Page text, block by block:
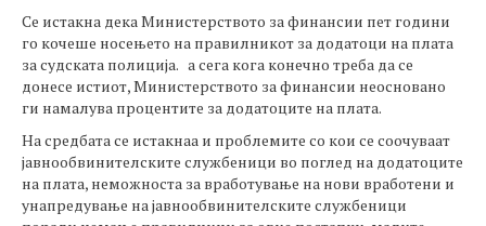
Се истакна дека Министерството за финансии пет години
го кочеше носењето на правилникот за додатоци на плата
за судската полиција. а сега кога конечно треба да се
донесе истиот, Министерството за финансии неосновано
ги намалува процентите за додатоците на плата.
На средбата се истакнаа и проблемите со кои се соочуваат
јавнообвинителските службеници во поглед на додатоците
на плата, неможноста за вработување на нови вработени и
унапредување на јавнообвинителските службеници